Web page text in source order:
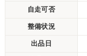
自走可否
整備状況
出品日